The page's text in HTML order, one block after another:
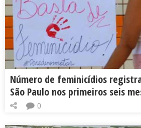
Número de feminicídios
São Paulo nos primeiros seis
0